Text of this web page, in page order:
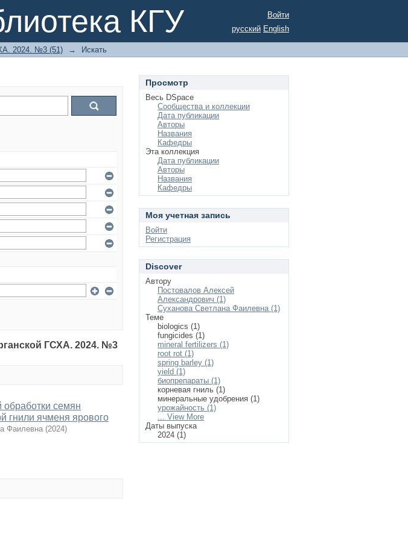
КГУ
Войти
русский English
2024. №3 (51) → Искать
ГСХА. 2024. №3
семян
гнили ячменя ярового
Фаилевна (2024)
Просмотр
Весь DSpace
Сообщества и коллекции
Дата публикации
Авторы
Названия
Кафедры
Эта коллекция
Дата публикации
Авторы
Названия
Кафедры
Моя учетная запись
Войти
Регистрация
Discover
Автору
Постовалов Алексей
Александрович (1)
Суханова Светлана Фаилевна (1)
Теме
biologics (1)
fungicides (1)
mineral fertilizers (1)
root rot (1)
spring barley (1)
yield (1)
биопрепараты (1)
корневая гниль (1)
минеральные удобрения (1)
урожайность (1)
... View More
Даты выпуска
2024 (1)